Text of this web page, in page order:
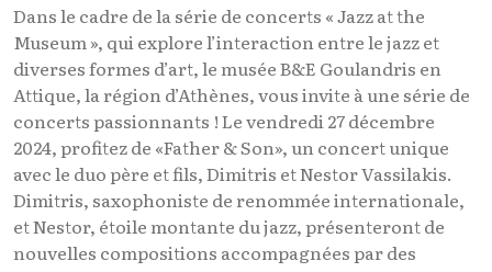
Dans le cadre de la série de concerts « Jazz at the
Museum », qui explore l’interaction entre le jazz et
diverses formes d’art, le musée B&E Goulandris en
Attique, la région d’Athènes, vous invite à une série de
concerts passionnants ! Le vendredi 27 décembre
2024, profitez de «Father & Son», un concert unique
avec le duo père et fils, Dimitris et Nestor Vassilakis.
Dimitris, saxophoniste de renommée internationale,
et Nestor, étoile montante du jazz, présenteront de
nouvelles compositions accompagnées par des